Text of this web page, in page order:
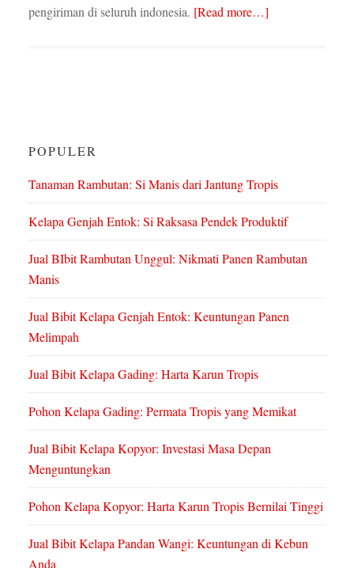
pengiriman di seluruh indonesia. [Read more…]
POPULER
Tanaman Rambutan: Si Manis dari Jantung Tropis
Kelapa Genjah Entok: Si Raksasa Pendek Produktif
Jual BIbit Rambutan Unggul: Nikmati Panen Rambutan
Manis
Jual Bibit Kelapa Genjah Entok: Keuntungan Panen
Melimpah
Jual Bibit Kelapa Gading: Harta Karun Tropis
Pohon Kelapa Gading: Permata Tropis yang Memikat
Jual Bibit Kelapa Kopyor: Investasi Masa Depan
Menguntungkan
Pohon Kelapa Kopyor: Harta Karun Tropis Bernilai Tinggi
Jual Bibit Kelapa Pandan Wangi: Keuntungan di Kebun
Anda